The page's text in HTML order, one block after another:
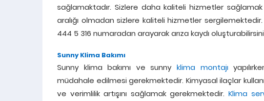
sağlamaktadır. Sizlere daha kaliteli hizmetler
aralığı olmadan sizlere kaliteli hizmetler sergilemektedir.
444 5 316 numaradan arayarak arıza kaydı
Sunny Klima Bakımı
Sunny klima bakımı ve sunny klima montajı
müdahale edilmesi gerekmektedir. Kimyasal ilaçlar
ve verimlilik artışını sağlamak gerekmektedir.Klima